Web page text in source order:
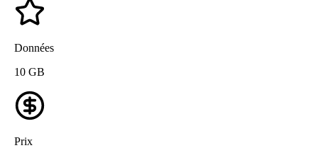
Données
10 GB
Prix